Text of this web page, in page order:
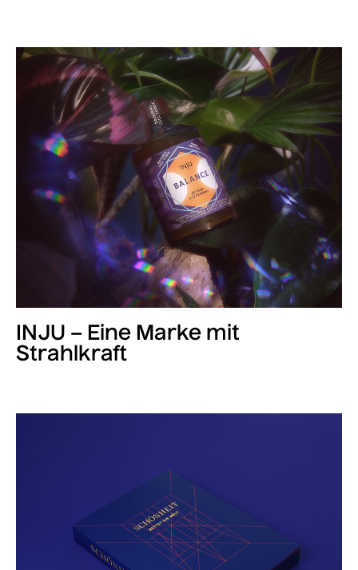
INJU – Eine Marke mit
Strahlkraft